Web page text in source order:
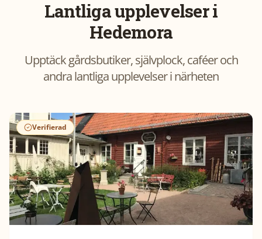
Lantliga upplevelser i
Hedemora
Upptäck gårdsbutiker, självplock, caféer och
andra lantliga upplevelser i närheten
Verifierad